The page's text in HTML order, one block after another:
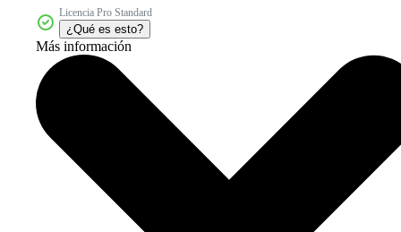
Licencia Pro Standard
¿Qué es esto?
Más información